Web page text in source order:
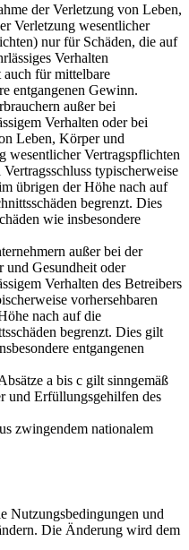
der Verletzung von Leben,
Verletzung wesentlicher
nur für Schäden, die auf
Verhalten
für mittelbare
entgangenen Gewinn.
außer bei
Verhalten oder bei
Leben, Körper und
wesentlicher Vertragspflichten
typischerweise
übrigen der Höhe nach auf
begrenzt. Dies
wie insbesondere
außer bei der
und Gesundheit oder
Verhalten des Betreibers
vorhersehbaren
nach auf die
begrenzt. Dies gilt
entgangenen
a bis c gilt sinngemäß
und Erfüllungsgehilfen des
zwingendem nationalem
Nutzungsbedingungen und
Die Änderung wird dem